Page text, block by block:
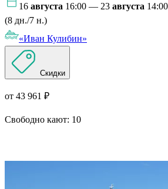
16 августа 16:00 — 23 августа 14:00
(8 дн./7 н.)
«Иван Кулибин»
Скидки
от 43 961 ₽
Свободно кают: 10